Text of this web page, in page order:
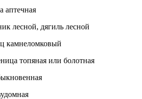
аптечная
лесной, дягиль лесной
камнеломковый
топяная или болотная